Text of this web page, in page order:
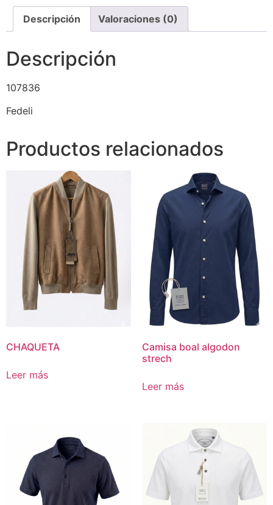
Descripción Valoraciones (0)
Descripción
107836
Fedeli
Productos relacionados
CHAQUETA
Leer más
Camisa boal algodon
strech
Leer más